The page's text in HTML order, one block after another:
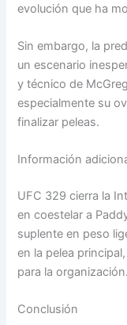
evolución que ha
Sin embargo, la
un escenario
y técnico de
especialmente su
finalizar peleas.
Información
UFC 329 cierra la
en coestelar a
suplente en peso
en la pelea
para la organización.
Conclusión